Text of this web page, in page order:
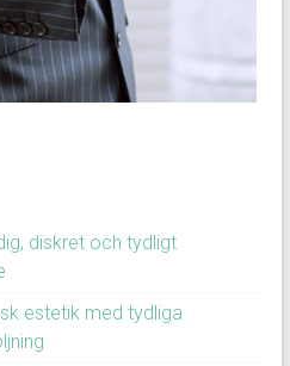
diskret och tydligt
estetik med tydliga